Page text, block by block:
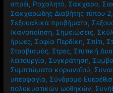
σπρέι, Ροχαλητό, Σάκχαρο,
Σακχαρώδης Διαβήτης τύπου 2,
Σεξουαλικά προβήματα,
Ικανοποίηση, Σημειώσεις,
ήρωες, Σοφία Περδίκη, Σπίτι,
Στραβισμός, Στρες, Στυτική
λειτουργία, Συγκράτηση,
Συμπτώματα κορωνοϊού,
υπερφαγία, Σύνδρομο
πολυκυστικών ωοθηκών,